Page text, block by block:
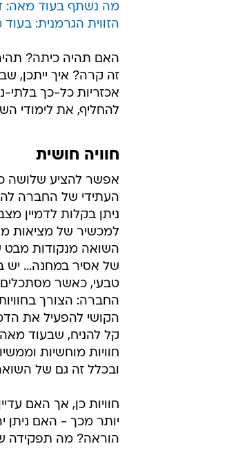
מה נשתף בעוד מאה:
הזווית הגרמנית:
האם תהיה כיתה?
זה קרה? איך ייתכן,
אכזריות כל-כך
להחליף, את לימודי
חוויה חושית
אפשר להציע שלושה
העתידי של החברה
ניתן בקלות לדמיין
למכשיר של מציאות
השואה מנקודות מבט
של אסיר במחנה... יש
טבעי, כאשר מסתכלים
החברה: הצורך
הקושי להפעיל את
קל להניח, שבעוד מאה
חוויות מוחשיות
ובכלל זה גם של
חוויות כן, אך האם
יותר מכך - האם ניתן
הוראה? מה תפקידה